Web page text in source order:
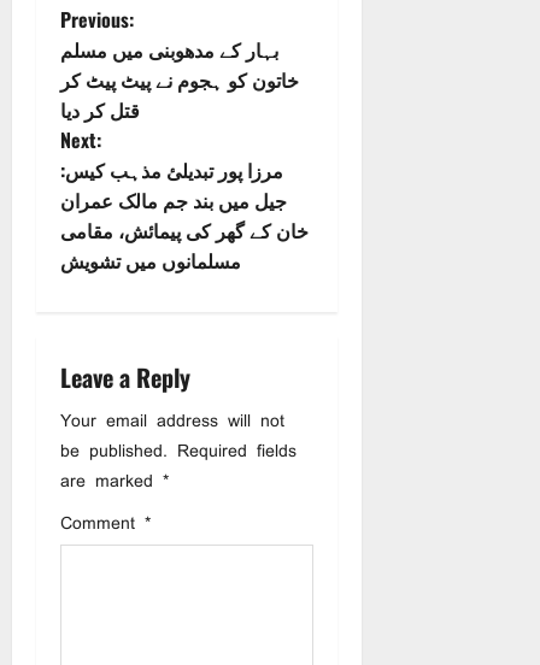
o
Previous:
بہار کے مدھوبنی میں مسلم
خاتون کو ہجوم نے پیٹ پیٹ کر
قتل کر دیا
Next:
مرزا پور تبدیلیٔ مذہب کیس:
جیل میں بند جم مالک عمران
خان کے گھر کی پیمائش، مقامی
مسلمانوں میں تشویش
Leave a Reply
Your email address will not
be published. Required fields
are marked *
Comment *